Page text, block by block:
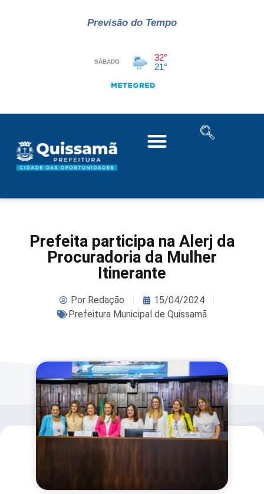
Previsão do Tempo
Prefeita participa na Alerj da
Procuradoria da Mulher
Itinerante
PorRedação
15/04/2024
Prefeitura Municipal de Quissamã